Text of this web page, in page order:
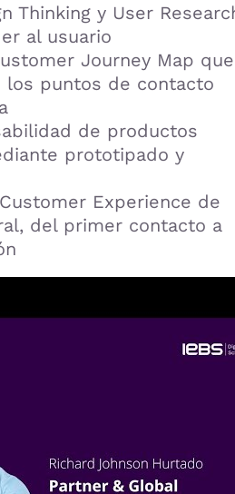
Thinking y User
al usuario
Journey Map que
los puntos de contacto
de productos
prototipado y
Experience de
del primer contacto a